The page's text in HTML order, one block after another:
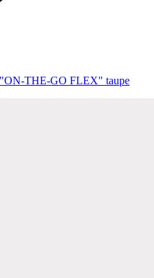
"ON-THE-GO FLEX" taupe